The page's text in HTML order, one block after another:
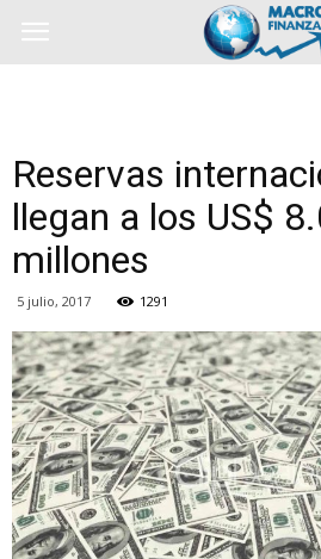
Reservas
llegan a los US$
millones
5 julio, 2017 1291